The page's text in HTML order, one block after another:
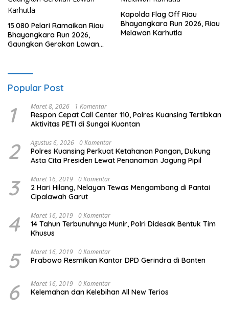
15.080 Pelari Ramaikan Riau
Bhayangkara Run 2026,
Gaungkan Gerakan Lawan
Kapolda Flag Off Riau
Bhayangkara Run 2026, Riau
Melawan Karhutla
Popular Post
1 Maret 8, 2026 1 Komentar
Respon Cepat Call Center 110, Polres Kuansing Tertibkan
Aktivitas PETI di Sungai Kuantan
2 Agustus 6, 2026 0 Komentar
Polres Kuansing Perkuat Ketahanan Pangan, Dukung
Asta Cita Presiden Lewat Penanaman Jagung Pipil
3 Maret 16, 2019 0 Komentar
2 Hari Hilang, Nelayan Tewas Mengambang di Pantai
Cipalawah Garut
4 Maret 16, 2019 0 Komentar
14 Tahun Terbunuhnya Munir, Polri Didesak Bentuk Tim
Khusus
5 Maret 16, 2019 0 Komentar
Prabowo Resmikan Kantor DPD Gerindra di Banten
6 Maret 16, 2019 0 Komentar
Kelemahan dan Kelebihan All New Terios